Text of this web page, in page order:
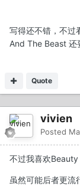
写得还不错，不过
And The Beast 还
Quote
vivien
Posted
不过我喜欢
虽然可能后者更流